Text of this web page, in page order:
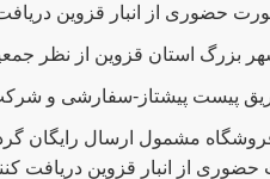
حضوری از انبار قزوین
بزرگ استان قزوین از نظر
طریق پیست پیشتاز-سفارشی و
مشمول ارسال رایگان
حضوری از انبار قزوین دریافت